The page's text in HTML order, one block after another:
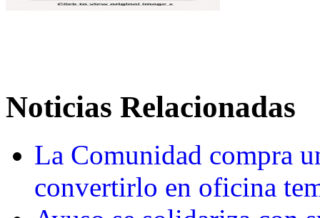
Noticias Relacionadas
La Comunidad compra
convertirlo en oficina